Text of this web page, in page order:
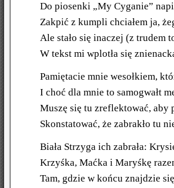
Do piosenki „My Cyganie”
Zakpić z kumpli chciałem ja,
Ale stało się inaczej (z trudem
W tekst mi wplotła się
Pamiętacie mnie wesołkiem,
I choć dla mnie to samogwałt
Muszę się tu zreflektować, aby
Skonstatować, że zabrakło tu
Biała Strzyga ich zabrała:
Krzyśka, Maćka i Maryśkę
Tam, gdzie w końcu znajdzie